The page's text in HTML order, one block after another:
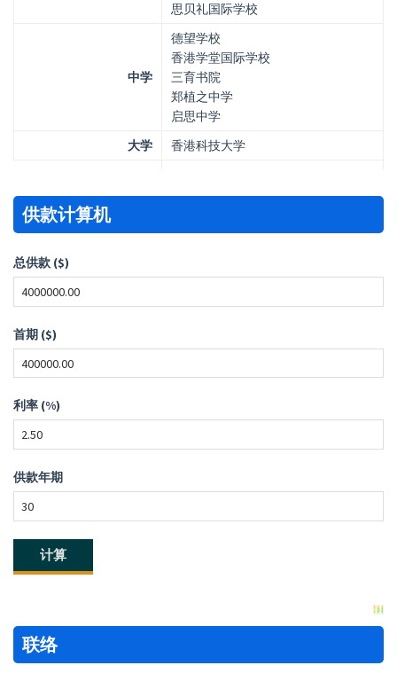
思贝礼国际学校
中学
德望学校
香港学堂国际学校
三育书院
郑植之中学
启思中学
大学
香港科技大学
供款计算机
总供款 ($)
首期 ($)
利率 (%)
供款年期
联络